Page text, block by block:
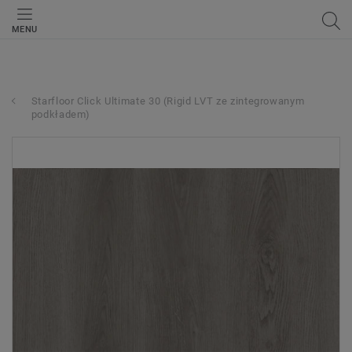
MENU
Starfloor Click Ultimate 30 (Rigid LVT ze zintegrowanym
podkładem)